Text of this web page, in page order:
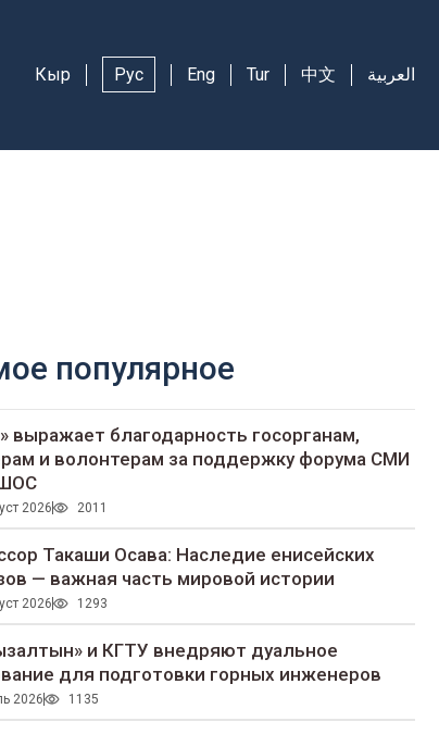
Кыр Рус Eng Tur 中文 العربية
популярное
выражает благодарность госорганам,
и волонтерам за поддержку форума СМИ
2026 2011
Такаши Осава: Наследие енисейских
— важная часть мировой истории
2026 1293
и КГТУ внедряют дуальное
для подготовки горных инженеров
2026 1135